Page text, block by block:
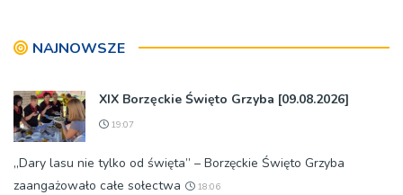
NAJNOWSZE
XIX Borzęckie Święto Grzyba [09.08.2026]
19:07
„Dary lasu nie tylko od święta” – Borzęckie Święto Grzyba
zaangażowało całe sołectwa
18:06